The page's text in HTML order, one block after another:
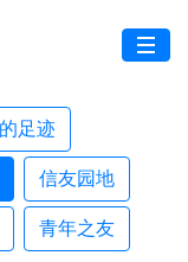
足迹
信友园地
青年之友